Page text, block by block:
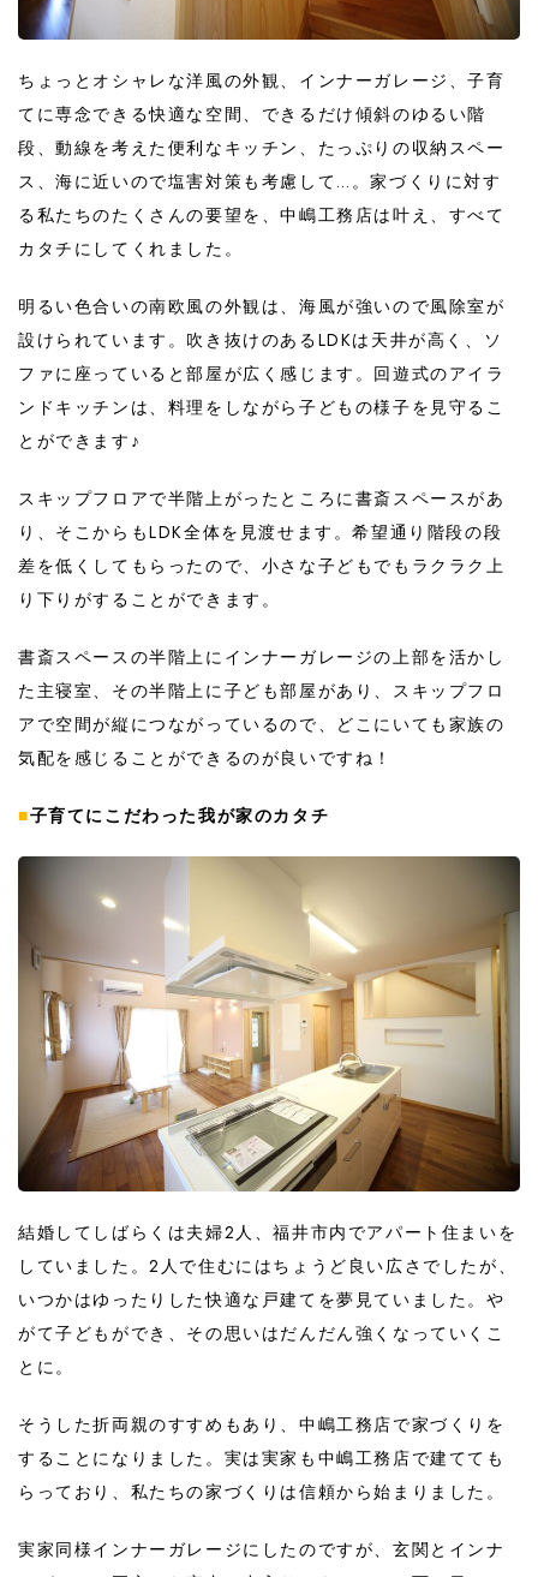
ちょっとオシャレな洋風の外観、インナーガレージ、子育
てに専念できる快適な空間、できるだけ傾斜のゆるい階
段、動線を考えた便利なキッチン、たっぷりの収納スペー
ス、海に近いので塩害対策も考慮して…。家づくりに対す
る私たちのたくさんの要望を、中嶋工務店は叶え、すべて
カタチにしてくれました。
明るい色合いの南欧風の外観は、海風が強いので風除室が
設けられています。吹き抜けのあるLDKは天井が高く、ソ
ファに座っていると部屋が広く感じます。回遊式のアイラ
ンドキッチンは、料理をしながら子どもの様子を見守るこ
とができます♪
スキップフロアで半階上がったところに書斎スペースがあ
り、そこからもLDK全体を見渡せます。希望通り階段の段
差を低くしてもらったので、小さな子どもでもラクラク上
り下りがすることができます。
書斎スペースの半階上にインナーガレージの上部を活かし
た主寝室、その半階上に子ども部屋があり、スキップフロ
アで空間が縦につながっているので、どこにいても家族の
気配を感じることができるのが良いですね！
■子育てにこだわった我が家のカタチ
結婚してしばらくは夫婦2人、福井市内でアパート住まいを
していました。2人で住むにはちょうど良い広さでしたが、
いつかはゆったりした快適な戸建てを夢見ていました。や
がて子どもができ、その思いはだんだん強くなっていくこ
とに。
そうした折両親のすすめもあり、中嶋工務店で家づくりを
することになりました。実は実家も中嶋工務店で建てても
らっており、私たちの家づくりは信頼から始まりました。
実家同様インナーガレージにしたのですが、玄関とインナ